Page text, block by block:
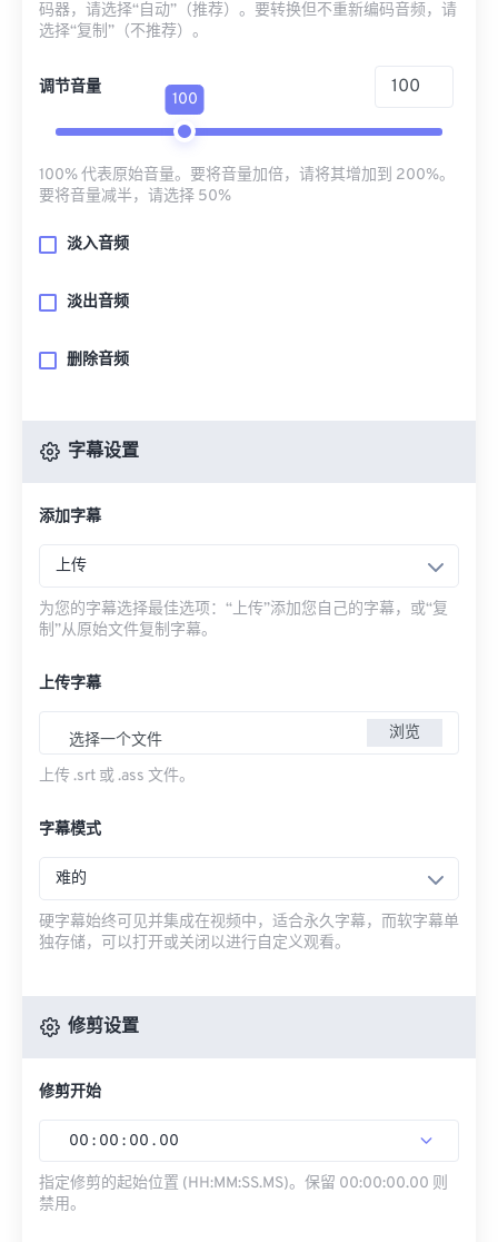
码器，请选择“自动”（推荐）。要转换但不重新编码音频，请
选择“复制”（不推荐）。
调节音量
100
100% 代表原始音量。要将音量加倍，请将其增加到 200%。
要将音量减半，请选择 50%
淡入音频
淡出音频
删除音频
字幕设置
添加字幕
上传
为您的字幕选择最佳选项：“上传”添加您自己的字幕，或“复
制”从原始文件复制字幕。
上传字幕
选择一个文件 浏览
上传 .srt 或 .ass 文件。
字幕模式
难的
硬字幕始终可见并集成在视频中，适合永久字幕，而软字幕单
独存储，可以打开或关闭以进行自定义观看。
修剪设置
修剪开始
00 : 00 : 00 . 00
指定修剪的起始位置 (HH:MM:SS.MS)。保留 00:00:00.00 则
禁用。